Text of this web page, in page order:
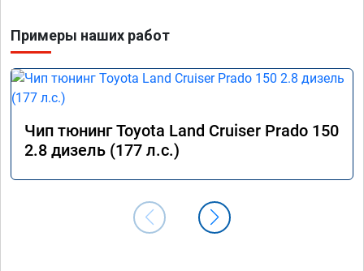
Примеры наших работ
Чип тюнинг Toyota Land Cruiser Prado 150
2.8 дизель (177 л.с.)